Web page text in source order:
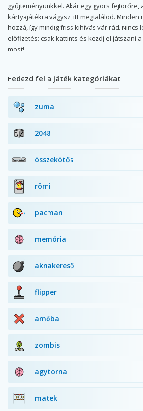
gyűjteményünkkel. Akár egy gyors fejtörőre,
kártyajátékra vágysz, itt megtalálod. Minden
hozzá, így mindig friss kihívás vár rád. Nincs
előfizetés: csak kattints és kezdj el játszani
most!
Fedezd fel a játék kategóriákat
zuma
2048
összekötős
römi
pacman
memória
aknakereső
flipper
amőba
zombis
agytorna
matek